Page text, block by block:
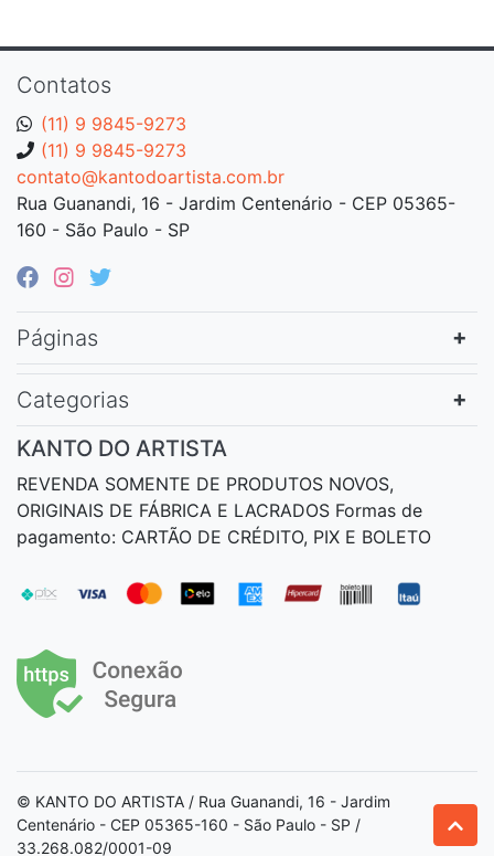
Contatos
(11) 9 9845-9273
(11) 9 9845-9273
contato@kantodoartista.com.br
Rua Guanandi, 16 - Jardim Centenário - CEP 05365-
160 - São Paulo - SP
Páginas
Categorias
KANTO DO ARTISTA
REVENDA SOMENTE DE PRODUTOS NOVOS,
ORIGINAIS DE FÁBRICA E LACRADOS Formas de
pagamento: CARTÃO DE CRÉDITO, PIX E BOLETO
© KANTO DO ARTISTA / Rua Guanandi, 16 - Jardim
Centenário - CEP 05365-160 - São Paulo - SP /
33.268.082/0001-09